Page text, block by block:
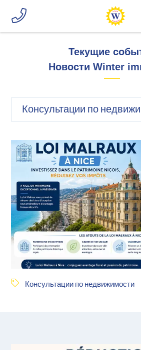
Текущие
Новости Winter
Консультации по
Консультации по недвижимости